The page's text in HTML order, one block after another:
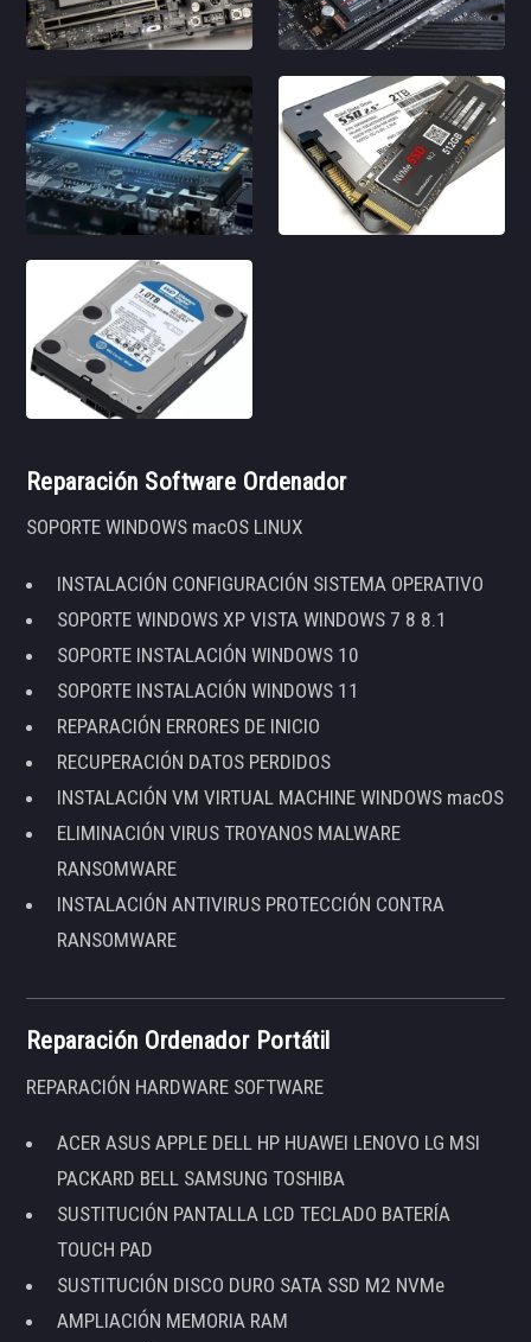
Reparación Software Ordenador
SOPORTE WINDOWS macOS LINUX
INSTALACIÓN CONFIGURACIÓN SISTEMA OPERATIVO
SOPORTE WINDOWS XP VISTA WINDOWS 7 8 8.1
SOPORTE INSTALACIÓN WINDOWS 10
SOPORTE INSTALACIÓN WINDOWS 11
REPARACIÓN ERRORES DE INICIO
RECUPERACIÓN DATOS PERDIDOS
INSTALACIÓN VM VIRTUAL MACHINE WINDOWS macOS
ELIMINACIÓN VIRUS TROYANOS MALWARE
RANSOMWARE
INSTALACIÓN ANTIVIRUS PROTECCIÓN CONTRA
RANSOMWARE
Reparación Ordenador Portátil
REPARACIÓN HARDWARE SOFTWARE
ACER ASUS APPLE DELL HP HUAWEI LENOVO LG MSI
PACKARD BELL SAMSUNG TOSHIBA
SUSTITUCIÓN PANTALLA LCD TECLADO BATERÍA
TOUCH PAD
SUSTITUCIÓN DISCO DURO SATA SSD M2 NVMe
AMPLIACIÓN MEMORIA RAM